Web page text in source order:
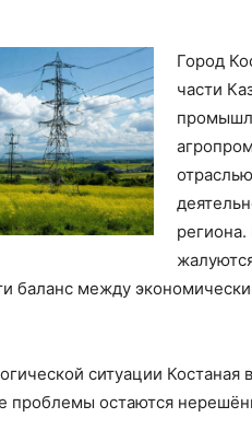
Город
части
баланс между
ситуации
проблемы остаются